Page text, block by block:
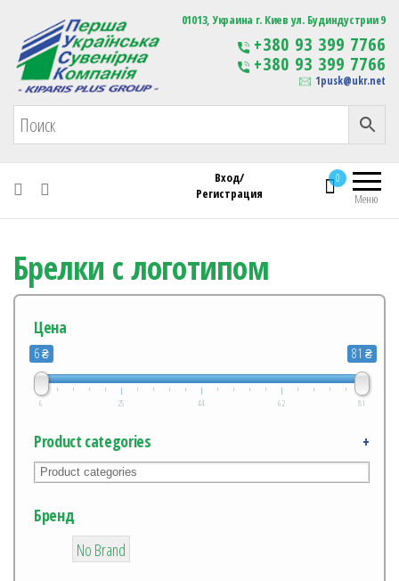
Первая Украинская Сувенирная Компания Изготовление
сувенирной продукции
с логотипом
01013, Украина г. Киев ул. Будиндустрии 9
+380 93 399 7766
+380 93 399 7766
1pusk@ukr.net
Меню
0
Вход/
Регистрация
Брелки с логотипом
Цена
6 ₴ 81 ₴
6 25 44 62 81
Product categories +
Бренд
12
No Brand